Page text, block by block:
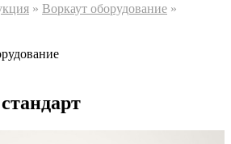
» Воркаут оборудование »